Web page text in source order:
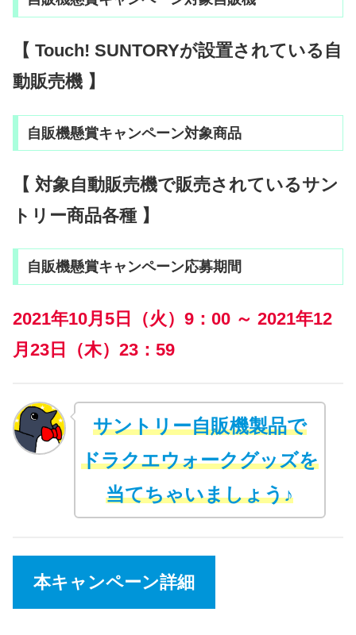
【 Touch! SUNTORYが設置されている自
動販売機 】
自販機懸賞キャンペーン対象商品
【 対象自動販売機で販売されているサン
トリー商品各種 】
自販機懸賞キャンペーン応募期間
2021年10月5日（火）9：00 ～ 2021年12
月23日（木）23：59
サントリー自販機製品で
ドラクエウォークグッズを
当てちゃいましょう♪
本キャンペーン詳細